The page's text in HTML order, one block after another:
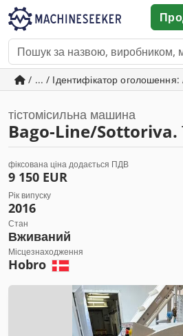
/ ... / Ідентифікатор
тістомісильна машина
Bago-Line/Sottoriva.
фіксована ціна додається ПДВ
9 150 EUR
Рік випуску
2016
Стан
Вживаний
Місцезнаходження
Hobro